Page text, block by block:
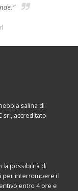
salina di
srl, accreditato
la possibilità di
per interrompere il
entro 4 ore e